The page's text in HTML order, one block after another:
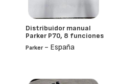
Distribuidor manual
Parker P70, 8 funciones
Parker- España